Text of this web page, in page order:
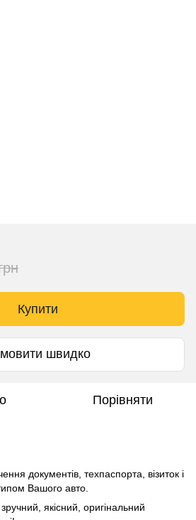
Купити
швидко
Порівняти
документів, техпаспорта, візиток і
Вашого авто.
якісний, оригінальний